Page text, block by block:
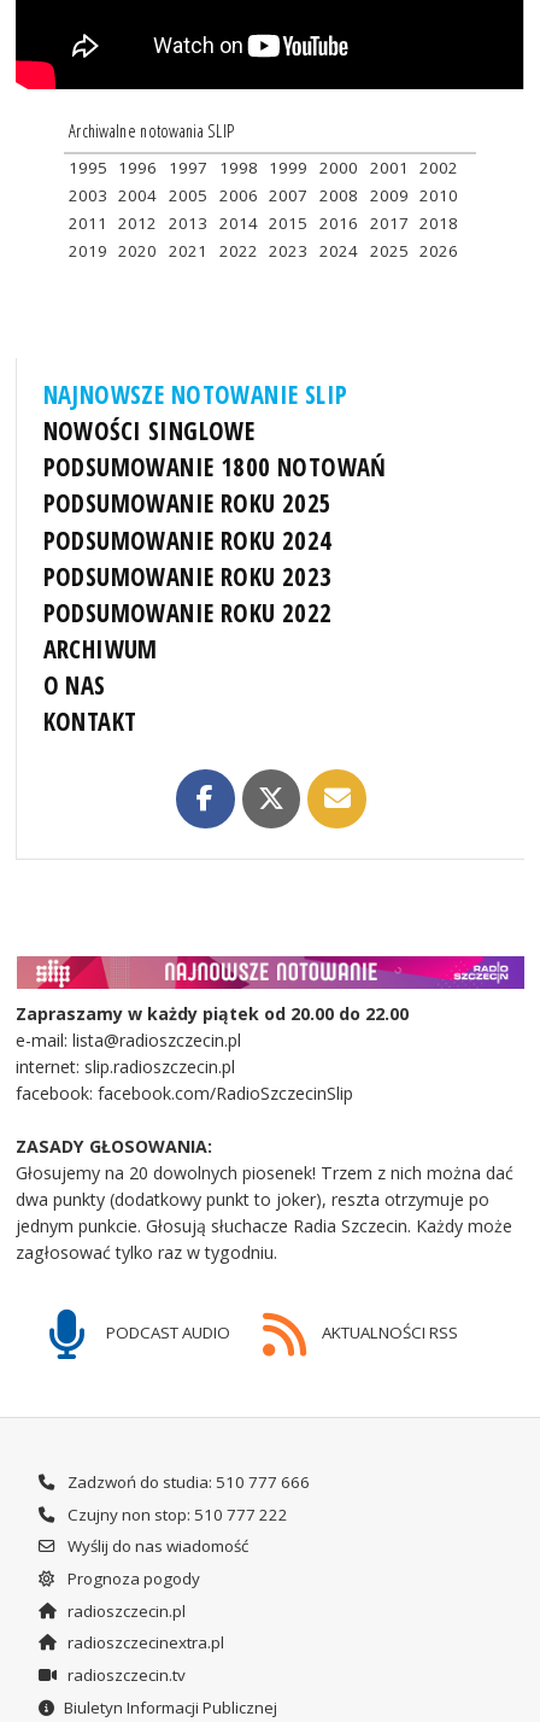
Archiwalne notowania SLIP
1995 1996 1997 1998 1999 2000 2001
2002
2003 2004 2005 2006 2007 2008 2009 2010
2011
2012 2013 2014 2015 2016 2017 2018
2019 2020 2021 2022 2023 2024 2025 2026
NAJNOWSZE NOTOWANIE SLIP
NOWOŚCI SINGLOWE
PODSUMOWANIE 1800 NOTOWAŃ
PODSUMOWANIE ROKU 2025
PODSUMOWANIE ROKU 2024
PODSUMOWANIE ROKU 2023
PODSUMOWANIE ROKU 2022
ARCHIWUM
O NAS
KONTAKT
Zapraszamy w każdy piątek od 20.00 do 22.00
e-mail: lista@radioszczecin.pl
internet: slip.radioszczecin.pl
facebook: facebook.com/RadioSzczecinSlip
ZASADY GŁOSOWANIA:
Głosujemy na 20 dowolnych piosenek! Trzem z nich można dać
dwa punkty (dodatkowy punkt to joker), reszta otrzymuje po
jednym punkcie. Głosują słuchacze Radia Szczecin. Każdy może
zagłosować tylko raz w tygodniu.
PODCAST AUDIO AKTUALNOŚCI RSS
Zadzwoń do studia: 510 777 666
Czujny non stop: 510 777 222
Wyślij do nas wiadomość
Prognoza pogody
radioszczecin.pl
radioszczecinextra.pl
radioszczecin.tv
Biuletyn Informacji Publicznej